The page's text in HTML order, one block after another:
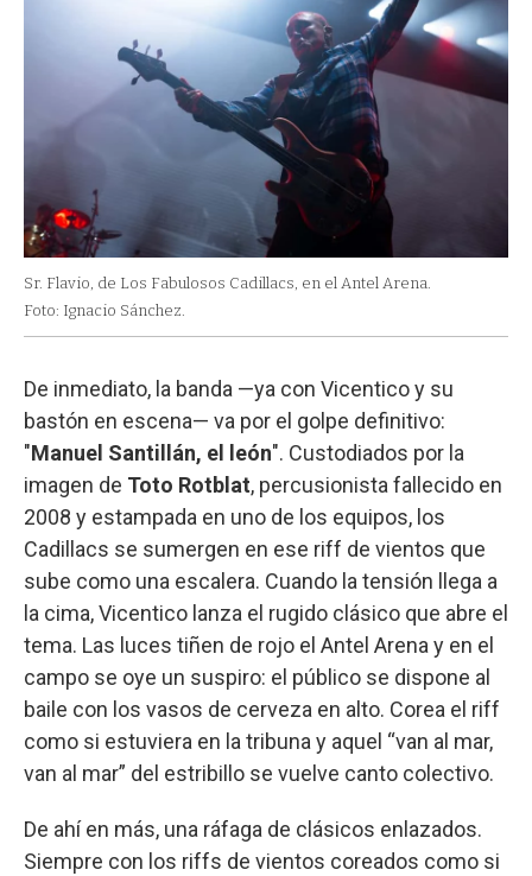
Sr. Flavio, de Los Fabulosos Cadillacs, en el Antel Arena.
Foto: Ignacio Sánchez.
De inmediato, la banda —ya con Vicentico y su
bastón en escena— va por el golpe definitivo:
"Manuel Santillán, el león". Custodiados por la
imagen de Toto Rotblat, percusionista fallecido en
2008 y estampada en uno de los equipos, los
Cadillacs se sumergen en ese riff de vientos que
sube como una escalera. Cuando la tensión llega a
la cima, Vicentico lanza el rugido clásico que abre el
tema. Las luces tiñen de rojo el Antel Arena y en el
campo se oye un suspiro: el público se dispone al
baile con los vasos de cerveza en alto. Corea el riff
como si estuviera en la tribuna y aquel “van al mar,
van al mar” del estribillo se vuelve canto colectivo.
De ahí en más, una ráfaga de clásicos enlazados.
Siempre con los riffs de vientos coreados como si